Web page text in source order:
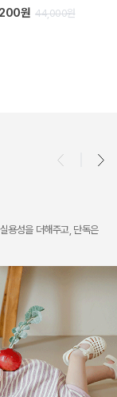
원 27,000원
용성을 더해주고, 단독은